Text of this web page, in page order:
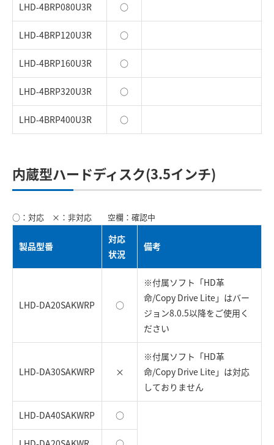
LHD-4BRP080U3R ○
LHD-4BRP120U3R ○
LHD-4BRP160U3R ○
LHD-4BRP320U3R ○
LHD-4BRP400U3R ○
内蔵型ハードディスク(3.5インチ)
○：対応 ×：非対応 空欄：確認中
製品型番
対応
状況
備考
LHD-DA20SAKWRP ○
※付属ソフト「HD革
命/Copy Drive Lite」はバー
ジョン8.0.5以降をご使用く
ださい
LHD-DA30SAKWRP ×
※付属ソフト「HD革
命/Copy Drive Lite」は対応
しておりません
LHD-DA40SAKWRP ○